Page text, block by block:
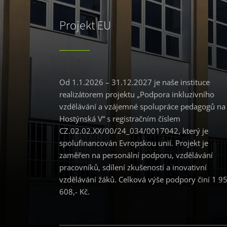
Projekt EU
Od 1.1.2026 – 31.12.2027 je naše instituce
realizátorem projektu „Podpora inkluzivního
vzdělávání a vzájemné spolupráce pedagogů na
Hostýnská V“ s registračním číslem
CZ.02.02.XX/00/24_034/0017042, který je
spolufinancován Evropskou unií. Projekt je
zaměřen na personální podporu, vzdělávání
pracovníků, sdílení zkušeností a inovativní
vzdělávání žáků. Celková výše podpory činí 1
608,- Kč.